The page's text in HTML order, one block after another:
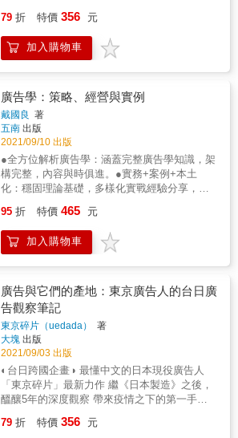
傳？本書帶你練習設計有感覺的影片腳本 沒有
足夠預算怎麼拍？本書給你影片預算的計算調
整技巧 & 提供職能練習表單、案例演練分析，
讓第一次要策畫宣傳影片的你第一時間就上
最完整影片製作流程表 上手練習影片預算估價
表 本書將完整揭露每一個拍攝環節、每一種拍
攝類型的預算規劃表！！ 要拍宣傳影片、作影
片行銷，這已經是現在行銷的基本配備。 但
是，當一個公司要拍攝宣傳影片時，真正要學
會的其實不是影片的拍攝技巧，而是： 如何企
劃自己想要的宣傳目標？ 如何確認自己拍的影
七雜八的拍影片行政流程？ 如何搞定影片行銷
多數的類似書籍，可能是網紅教你如何拍出爆
紅影片，可能是專業攝影師教你如何製作影
片，但對於真正在處理「公司產品宣傳影片」
的「企劃人員」來說，他們需要的並非自媒體
技巧，也並非專業拍攝技巧，而是決定要不要
請網紅拍還是自己拍？如何跟專業攝影師溝
通？等等問題。 所以這本書，正是提供給這些
被要求去製作出一支有效宣傳影片的公司內企
劃、行銷人員，幫助他們快速上手，有效搞定
自己的工作流程。
對話形式的問答篇，解開你經常遇到的各種問
路，還能學會開拓道路的方法！ 【適合讀者】
✦考慮轉職、對程式開發或建立 Side Project
有興趣的工程師 ✦對 Kotlin 語言有興趣、想認
特色 小說 &times; 程式 ── 打開程式書就昏昏
欲睡？ 讓Kate豐富的程式人經驗給你小說般的
沈浸式體驗！ ◎帶你認識在 Android 領域刮起
旋風的 Kotlin 程式語言特點 ◎觀摩程式專案如
何設計、實作和解決問題 ◎一窺工程師神秘面
紗下的工作和生活
說就是金句。」 ●京東消費品事業部採購經歷
李智說：「我會推薦身邊所有做電商的朋友讀
這本書。」 & 奧美文案女王林桂枝，20年的廣
像，是創意人東東槍、李誕的文案老師，更是
廣告文案界的傳奇人物。在奧美，她是想不出
好文案時的求救對象。 例如，操作三全水餃
時，大家苦於想不出文案，她輕輕點撥：「吃
點好的，很有必要。」一出手就是傳頌金句。
& ●為什麼大家腸思枯竭想不出好文案，她隨口
一說就是金句？ 文案只是輔助，直攻大腦靠的
是人性洞察與思考，林桂枝知道消費者最在意
的是什麼，痛點在哪？設身處地為消費者著
讓他實際採取行動。 & ●知名創意人東東槍的
文案老師重磅分享：好文案直擊人心的祕訣 能
寫文案的人很多，會寫文案的人很少。文案女
王林桂枝是少數會寫又能教的頂級文案。 在這
本書中，林桂枝特別從影片、社群媒體、海
報、電商、品牌等面向切入，教你如何掌握所
有廣告最終的媒體：大腦，發想出有效、攻心
的犀利文案。 & & ◎從搶眼球大戰勝出，24種
方法寫出超吸睛影片標題 掌握大腦和平台特
性，就能與目標觀眾展開攻心對話。 & ◎廣受
歡迎的社群媒體文案27條法則 只要掌握了「獲
得感」元素，讓文案有用、有趣，就能讓人有
達訊息 誰對誰說、要說什麼、在哪說、要達到
79 折 特價 356 元
加入購物車
廣告學：策略、經營與實例
戴國良 著
五南 出版
2021/09/10 出版
●全方位解析廣告學：涵蓋完整廣告學知識，架
構完整，內容與時俱進。●實務+案例+本土
化：穩固理論基礎，多樣化實戰經驗分享，知
字解說搭配圖表流程，帶你一窺廣告學的精
髓。五花八門的廣告世界，人人必需懂廣告學
身處於廣告環境中，廣告於我們生活環境中處
告等，到各種超市、大賣場也會看到各式各樣
的宣傳廣告招牌及折扣訊息吊牌。廣告背後有
什麼樣的理論、思維與策略？從廣告的種類、
成本評估、企劃撰寫、創意及運作流程，本書
帶您一一解析，掌握專業知識，統整最全面的
廣告學精華，增加職場競爭力！
95 折 特價 465 元
加入購物車
廣告與它們的產地：東京廣告人的台日廣
告觀察筆記
東京碎片（uedada）
著
大塊 出版
2021/09/03 出版
◐台日跨國企畫◑ 最懂中文的日本現役廣告人
「東京碎片」最新力作 繼《日本製造》之後，
醞釀5年的深度觀察 帶來疫情之下的第一手廣
事例 發現廣告創意背後的台日文化眉角 同一個
79 折 特價 356 元